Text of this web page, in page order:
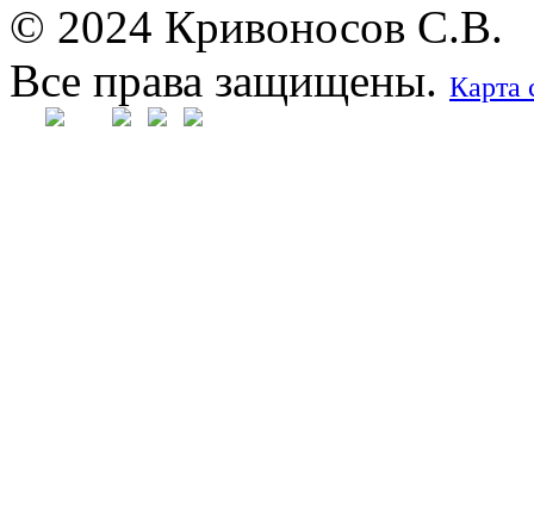
© 2024 Кривоносов С.В.
Все права защищены. Карта